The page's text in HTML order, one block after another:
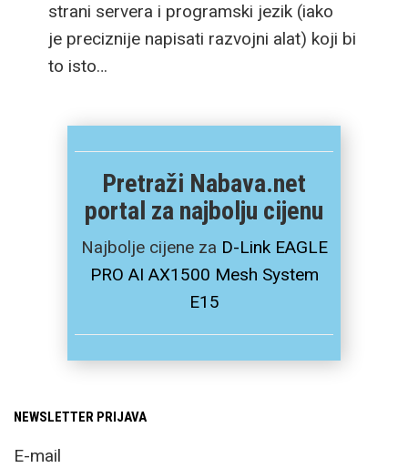
strani servera i programski jezik (iako
je preciznije napisati razvojni alat) koji bi
to isto…
Pretraži Nabava.net
portal za najbolju cijenu
Najbolje cijene za D-Link EAGLE
PRO AI AX1500 Mesh System
E15
NEWSLETTER PRIJAVA
E-mail